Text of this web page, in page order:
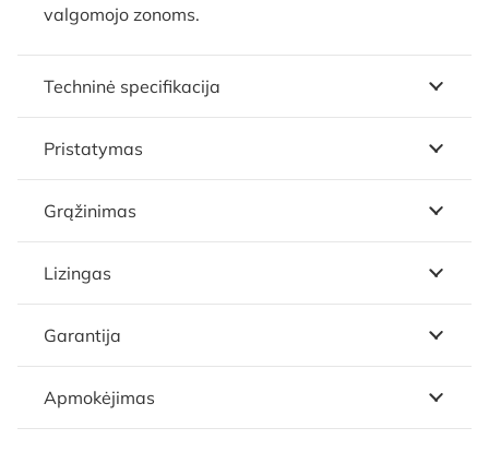
valgomojo zonoms.
Techninė specifikacija
Pristatymas
Grąžinimas
Lizingas
Garantija
Apmokėjimas